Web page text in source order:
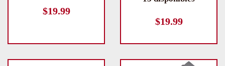
$19.99
$19.99